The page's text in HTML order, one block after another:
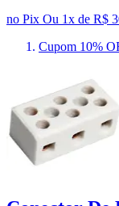
no Pix Ou 1x de R$
Cupom 10%